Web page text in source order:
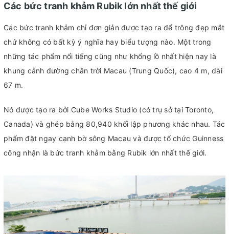
Các bức tranh khảm Rubik lớn nhất thế giới
Các bức tranh khảm chỉ đơn giản được tạo ra để trông đẹp mắt
chứ không có bất kỳ ý nghĩa hay biểu tượng nào. Một trong
những tác phẩm nổi tiếng cũng như khổng lồ nhất hiện nay là
khung cảnh đường chân trời Macau (Trung Quốc), cao 4 m, dài
67 m.
Nó được tạo ra bởi Cube Works Studio (có trụ sở tại Toronto,
Canada) và ghép bằng 80,940 khối lập phương khác nhau. Tác
phẩm đặt ngay cạnh bờ sông Macau và được tổ chức Guinness
công nhận là bức tranh khảm bằng Rubik lớn nhất thế giới.